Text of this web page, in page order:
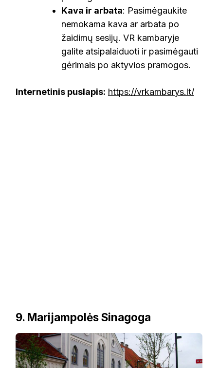
Kava ir arbata: Pasimėgaukite
nemokama kava ar arbata po
žaidimų sesijų. VR kambaryje
galite atsipalaiduoti ir pasimėgauti
gėrimais po aktyvios pramogos.
Internetinis puslapis: https://vrkambarys.lt/
9. Marijampolės Sinagoga